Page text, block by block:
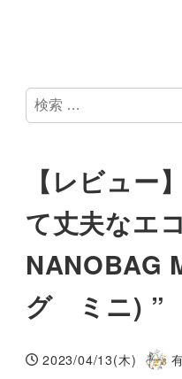
検
索
【レビュー
て丈夫なエ
NANOBAG
グ ミニ) ”
投稿日
2023/04/13(木)
著